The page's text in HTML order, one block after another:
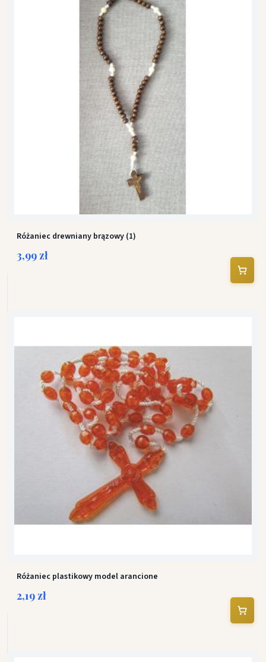
Różaniec drewniany brązowy (1)
3,99 zł
Różaniec plastikowy model arancione
2,19 zł